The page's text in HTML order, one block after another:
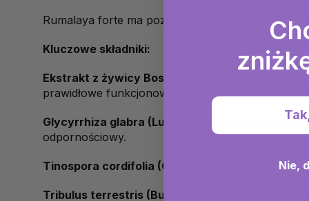
Rumalaya forte ma pozytywny wpływ na układ
Kluczowe składniki:
Ekstrakt z żywicy Boswellia serrata
:
prawidłowe funkcjonowanie przewodu
Glycyrrhiza glabra (Lukrecja gładka)
: Wspiera
odpornościowy.
Tinospora cordifolia (Guduchi) : Wspomaga
Tribulus terrestris (Buzdyganek naziemny) :
Nie,